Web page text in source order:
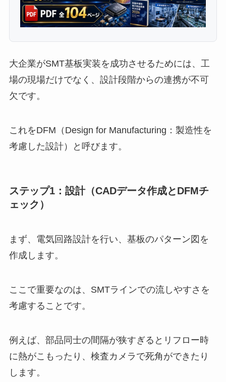
大企業がSMT基板実装を成功させるためには、工
場の現場だけでなく、設計段階からの連携が不可
欠です。
これをDFM（Design for Manufacturing：製造性を
考慮した設計）と呼びます。
ステップ1：設計（CADデータ作成とDFMチ
ェック）
まず、電気回路設計を行い、基板のパターン図を
作成します。
ここで重要なのは、SMTラインでの流しやすさを
考慮することです。
例えば、部品同士の間隔が狭すぎるとリフロー時
に熱がこもったり、検査カメラで死角ができたり
します。